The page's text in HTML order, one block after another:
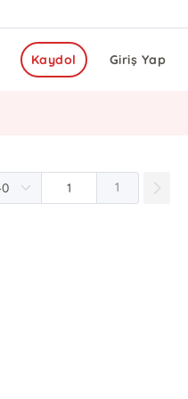
Giriş Yap
Kaydol
1